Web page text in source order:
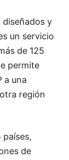
diseñados y
un servicio
de 125
permite
a una
región
países,
de